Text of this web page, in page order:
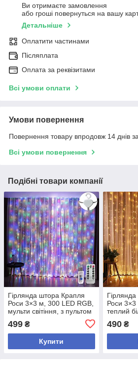
Ви отримаєте замовлення
або гроші повернуться на вашу
Детальніше
Оплатити частинами
Післяплата
Оплата за реквізитами
Всі умови оплати
Умови повернення
Повернення товару впродовж 14 днів
Всі умови повернення
Подібні товари компанії
Гірлянда штора Крапля
Роси 3×3 м, 300 LED RGB,
мульти світіння, з пультом
живленням
499 ₴
Купити
Роси
теплий
490₴